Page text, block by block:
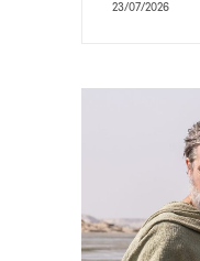
23/07/2026